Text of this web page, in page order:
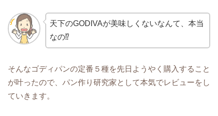
天下のGODIVAが美味しくないなんて、本当
なの⁉
そんなゴディパンの定番５種を先日ようやく購入すること
が叶ったので、パン作り研究家として本気でレビューをし
ていきます。